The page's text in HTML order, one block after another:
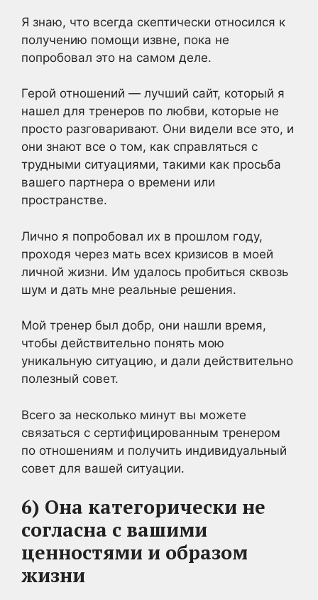
Я знаю, что всегда скептически относился к
получению помощи извне, пока не
попробовал это на самом деле.
Герой отношений — лучший сайт, который я
нашел для тренеров по любви, которые не
просто разговаривают. Они видели все это, и
они знают все о том, как справляться с
трудными ситуациями, такими как просьба
вашего партнера о времени или
пространстве.
Лично я попробовал их в прошлом году,
проходя через мать всех кризисов в моей
личной жизни. Им удалось пробиться сквозь
шум и дать мне реальные решения.
Мой тренер был добр, они нашли время,
чтобы действительно понять мою
уникальную ситуацию, и дали действительно
полезный совет.
Всего за несколько минут вы можете
связаться с сертифицированным тренером
по отношениям и получить индивидуальный
совет для вашей ситуации.
6) Она категорически не
согласна с вашими
ценностями и образом
жизни